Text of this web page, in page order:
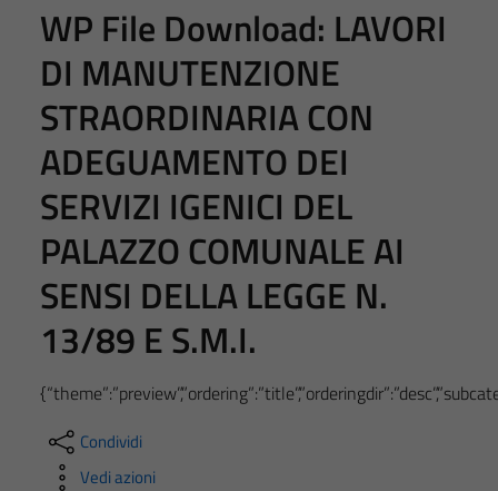
WP File Download: LAVORI
DI MANUTENZIONE
STRAORDINARIA CON
ADEGUAMENTO DEI
SERVIZI IGENICI DEL
PALAZZO COMUNALE AI
SENSI DELLA LEGGE N.
13/89 E S.M.I.
Condividi
Vedi azioni